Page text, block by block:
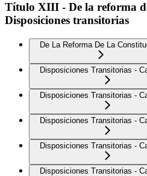
Título XIII - De la reforma
Disposiciones transitorias
De La Reforma De La
Disposiciones Transitorias -
Disposiciones Transitorias -
Disposiciones Transitorias -
Disposiciones Transitorias -
Disposiciones Transitorias -